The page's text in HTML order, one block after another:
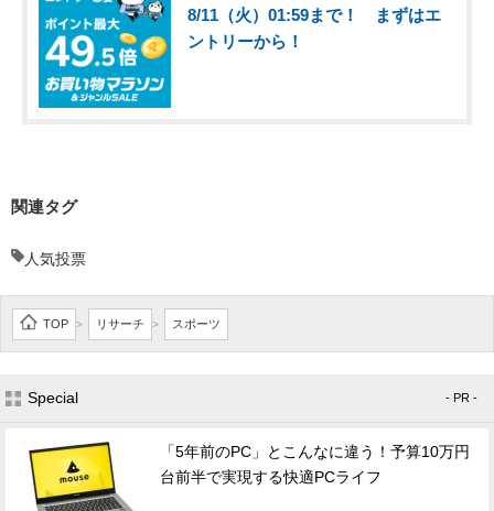
8/11（火）01:59まで！ まずはエ
ントリーから！
関連タグ
人気投票
TOP > リサーチ > スポーツ
Special - PR -
「5年前のPC」とこんなに違う！予算10万円
台前半で実現する快適PCライフ